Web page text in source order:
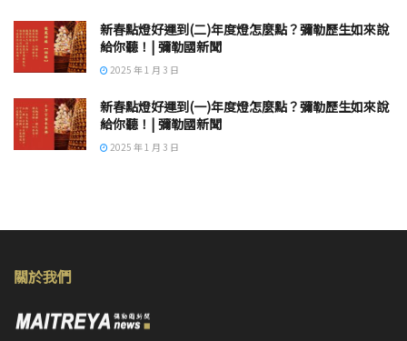
新春點燈好運到(二)年度燈怎麼點？彌勒歷生如來說
給你聽！| 彌勒國新聞
2025 年 1 月 3 日
新春點燈好運到(一)年度燈怎麼點？彌勒歷生如來說
給你聽！| 彌勒國新聞
2025 年 1 月 3 日
關於我們